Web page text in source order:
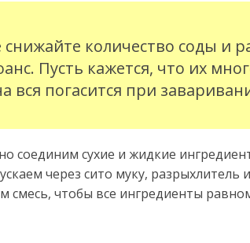
снижайте количество соды и
Пусть кажется, что их
вся погасится при
соединим сухие и жидкие
через сито муку,
смесь, чтобы все ингредиенты